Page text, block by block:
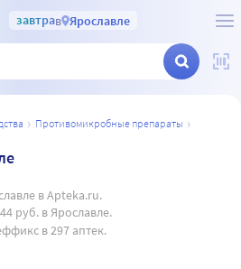
завтрав Ярославле
противомикробные препараты
в Apteka.ru.
руб. в Ярославле.
в 297 аптек.